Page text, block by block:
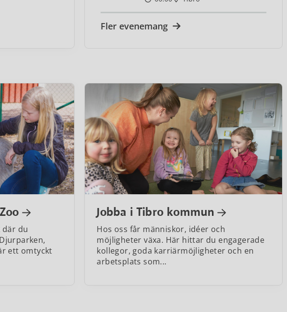
Fler evenemang
där du
ett omtyckt
Jobba i Tibro kommun
Hos oss får människor, idéer och
möjligheter växa. Här hittar du engagerade
kollegor, goda karriärmöjligheter och en
arbetsplats som...